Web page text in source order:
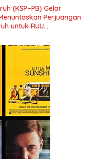
(KSP–PB) Gelar
Perjuangan
untuk RUU